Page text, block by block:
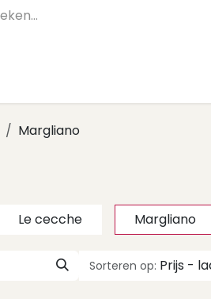
Margliano
Le cecche Margliano
Sorteren op: Prijs -